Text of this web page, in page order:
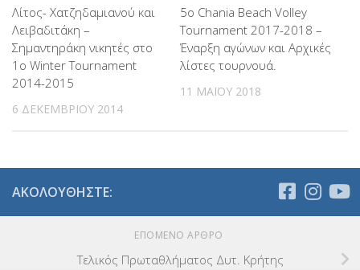
Λίτος- Χατζηδαμιανού και
Λειβαδιτάκη –
Σημαντηράκη νικητές στο
1ο Winter Tournament
2014-2015
6 ΔΕΚΕΜΒΡΊΟΥ 2014
5ο Chania Beach Volley
Tournament 2017-2018 –
Έναρξη αγώνων και Αρχικές
λίστες τουρνουά.
11 ΜΑΪ́ΟΥ 2018
ΑΚΟΛΟΥΘΉΣΤΕ:
ΕΠΌΜΕΝΟ ΆΡΘΡΟ
Τελικός Πρωταθλήματος Δυτ. Κρήτης